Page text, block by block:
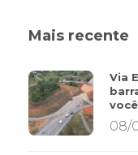
Mais recente
Via
08/